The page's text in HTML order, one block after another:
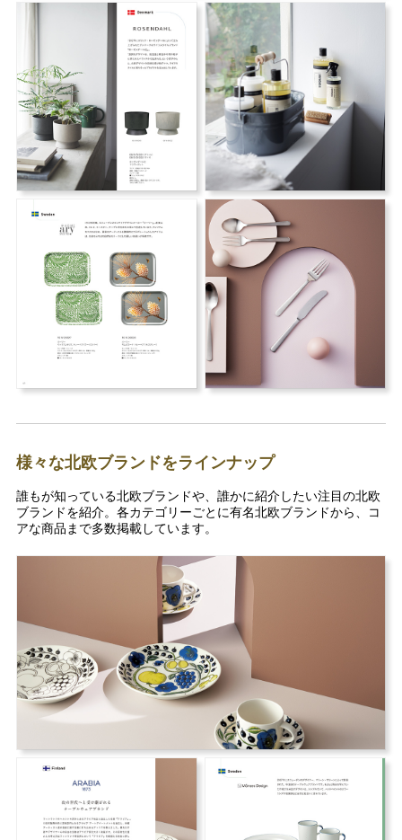
様々な北欧ブランドをラインナップ
誰もが知っている北欧ブランドや、誰かに紹介したい注目の北欧
ブランドを紹介。各カテゴリーごとに有名北欧ブランドから、コ
アな商品まで多数掲載しています。